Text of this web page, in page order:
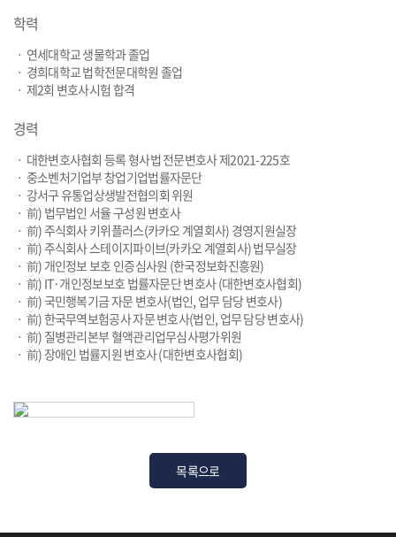
학력
ㆍ 연세대학교 생물학과 졸업
ㆍ 경희대학교 법학전문대학원 졸업
ㆍ 제2회 변호사시험 합격
경력
ㆍ 대한변호사협회 등록 형사법 전문변호사 제2021-225호
ㆍ 중소벤처기업부 창업기업법률자문단
ㆍ 강서구 유통업상생발전협의회 위원
ㆍ 前) 법무법인 서율 구성원 변호사
ㆍ 前) 주식회사 키위플러스(카카오 계열회사) 경영지원실장
ㆍ 前) 주식회사 스테이지파이브(카카오 계열회사) 법무실장
ㆍ 前) 개인정보 보호 인증심사원 (한국정보화진흥원)
ㆍ 前) IT·개인정보보호 법률자문단 변호사 (대한변호사협회)
ㆍ 前) 국민행복기금 자문 변호사(법인, 업무 담당 변호사)
ㆍ 前) 한국무역보험공사 자문 변호사(법인, 업무 담당 변호사)
ㆍ 前) 질병관리본부 혈액관리업무심사평가위원
ㆍ 前) 장애인 법률지원 변호사 (대한변호사협회)
목록으로